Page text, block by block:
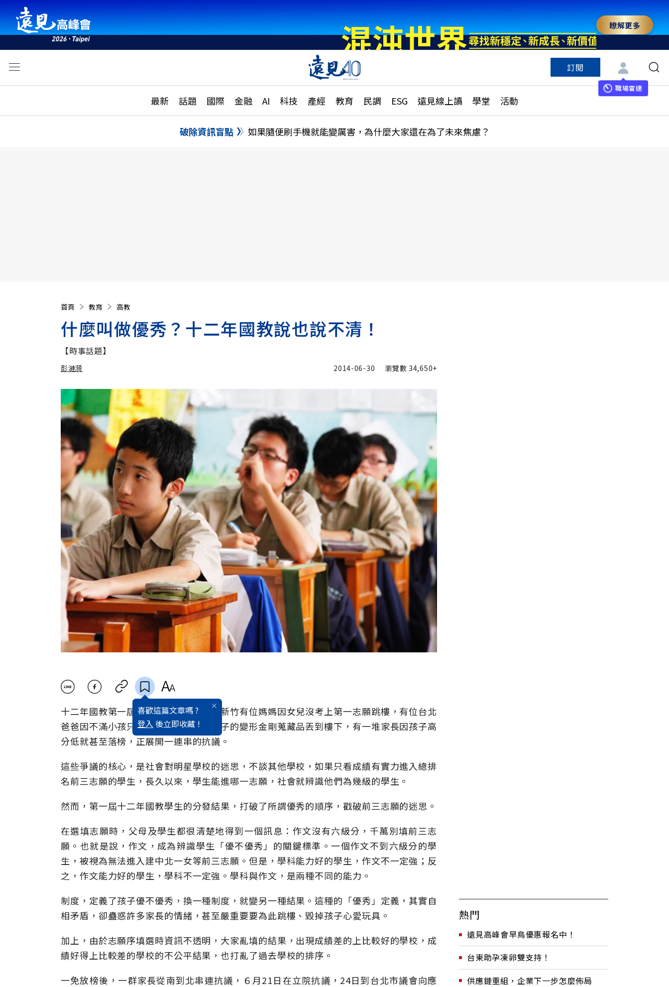
瞭解更多
訂閱
職場雷達
最新 話題 國際 金融 AI 科技 產經 教育 民調 ESG 遠見線上讀 學堂 活動
活動
話題
國際
特輯
大學升學、職涯攻略
縣市施政調查全解析
更多訂閱方案
特色頻道
破除資訊盲點 如果隨便刷手機就能變厲害，為什麼大家還在為了未來焦慮？
首頁 教育 高教
什麼叫做優秀？十二年國教說也說不清！
【時事話題】
彭漣漪
彭漣漪 加入追蹤
2014-06-30 瀏覽數 34,650+
喜歡這篇文章嗎 ?
登入 後立即收藏 !
十二年國教第一屆上路發生不少爭議，新竹有位媽媽因女兒沒考上第一志願跳樓，有位台北
爸爸因不滿小孩只考上附中、結果把兒子的變形金剛蒐藏品丟到樓下，有一堆家長因孩子高
分低就甚至落榜，正展開一連串的抗議。
這些爭議的核心，是社會對明星學校的迷思，不談其他學校，如果只看成績有實力進入總排
名前三志願的學生，長久以來，學生能進哪一志願，社會就辨識他們為幾級的學生。
然而，第一屆十二年國教學生的分發結果，打破了所謂優秀的順序，戳破前三志願的迷思。
在選填志願時，父母及學生都很清楚地得到一個訊息：作文沒有六級分，千萬別填前三志
願。也就是說，作文，成為辨識學生「優不優秀」的關鍵標準。一個作文不到六級分的學
生，被視為無法進入建中北一女等前三志願。但是，學科能力好的學生，作文不一定強；反
之，作文能力好的學生，學科不一定強。學科與作文，是兩種不同的能力。
制度，定義了孩子優不優秀，換一種制度，就變另一種結果。這種的「優秀」定義，其實自
相矛盾，卻蠱惑許多家長的情緒，甚至嚴重要要為此跳樓、毀掉孩子心愛玩具。
加上，由於志願序填選時資訊不透明，大家亂填的結果，出現成績差的上比較好的學校，成
績好得上比較差的學校的不公平結果，也打亂了過去學校的排序。
一免放榜後，一群家長從南到北串連抗議，６月21日在立院抗議，24日到台北市議會向應
熱門
遠見高峰會早鳥優惠報名中！
台東助孕凍卵雙支持！
供應鏈重組，企業下一步怎麼佈局